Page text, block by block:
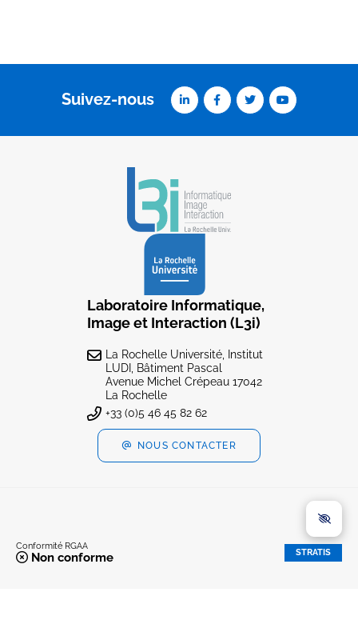
Suivez-nous
Laboratoire Informatique,
Image et Interaction (L3i)
La Rochelle Université, Institut
LUDI, Bâtiment Pascal
Avenue Michel Crépeau 17042
La Rochelle
+33 (0)5 46 45 82 62
NOUS CONTACTER
Conformité RGAA
Non conforme STRATIS